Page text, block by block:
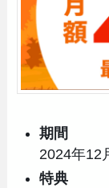
期間
2024年12
特典